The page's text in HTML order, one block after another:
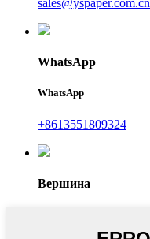
sales@yspaper.com.cn
WhatsApp
WhatsApp
+8613551809324
Вершина